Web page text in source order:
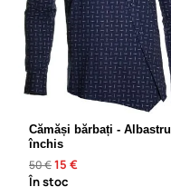
Cămăși bărbați - Albastru
închis
50 €15 €
În stoc